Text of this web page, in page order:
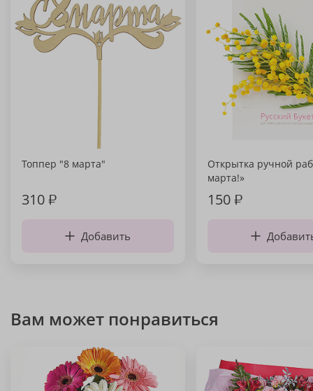
Топпер "8 марта"
310₽
Добавить
Открытка ручной
марта!»
150₽
Вам может понравиться